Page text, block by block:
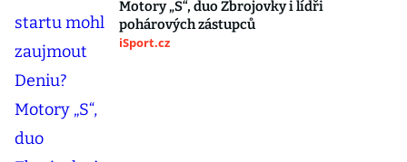
Motory „S“, duo Zbrojovky i lídři
pohárových zástupců
iSport.cz